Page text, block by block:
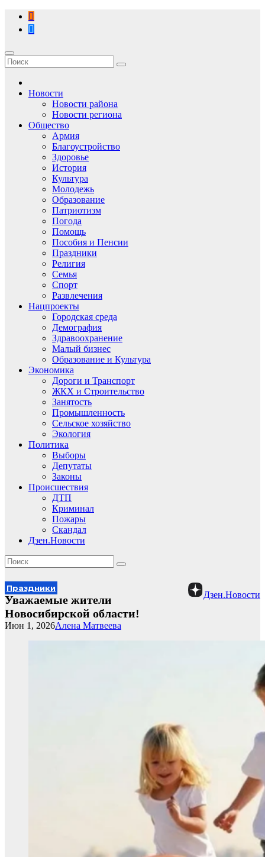
Перейти
содержимому
Новости
Новости района
Новости региона
Общество
Армия
Благоустройство
Здоровье
История
Культура
Молодежь
Образование
Патриотизм
Погода
Помощь
Пособия и Пенсии
Праздники
Религия
Семья
Спорт
Развлечения
Нацпроекты
Городская среда
Демография
Здравоохранение
Малый бизнес
Образование и Культура
Экономика
Дороги и Транспорт
ЖКХ и Строительство
Занятость
Промышленность
Сельское хозяйство
Экология
Политика
Выборы
Депутаты
Законы
Происшествия
ДТП
Криминал
Пожары
Скандал
Дзен.Новости
Дзен.Новости
Праздники
Уважаемые жители
Новосибирской области!
Алена Матвеева
Июн 1, 2026